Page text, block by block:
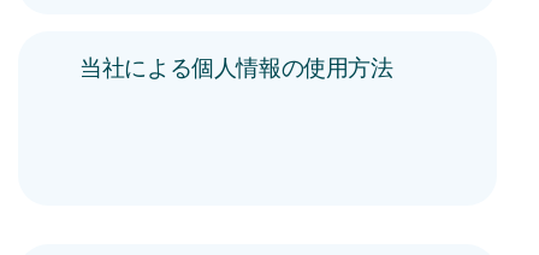
当社による個人情報の使用方法